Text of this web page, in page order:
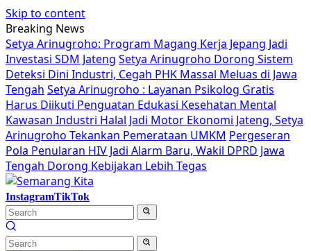
Skip to content
Breaking News
Setya Arinugroho: Program Magang Kerja Jepang Jadi
Investasi SDM Jateng Setya Arinugroho Dorong Sistem
Deteksi Dini Industri, Cegah PHK Massal Meluas di Jawa
Tengah Setya Arinugroho : Layanan Psikolog Gratis
Harus Diikuti Penguatan Edukasi Kesehatan Mental
Kawasan Industri Halal Jadi Motor Ekonomi Jateng, Setya
Arinugroho Tekankan Pemerataan UMKM Pergeseran
Pola Penularan HIV Jadi Alarm Baru, Wakil DPRD Jawa
Tengah Dorong Kebijakan Lebih Tegas
InstagramTikTok